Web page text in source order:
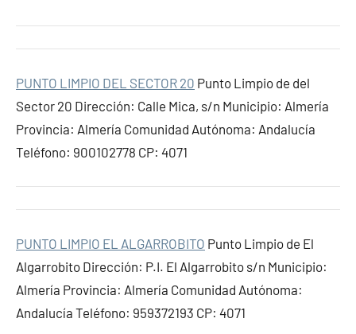
PUNTO LIMPIO DEL SECTOR 20 Punto Limpio de del
Sector 20 Dirección: Calle Mica, s/n Municipio: Almería
Provincia: Almería Comunidad Autónoma: Andalucía
Teléfono: 900102778 CP: 4071
PUNTO LIMPIO EL ALGARROBITO Punto Limpio de El
Algarrobito Dirección: P.I. El Algarrobito s/n Municipio:
Almería Provincia: Almería Comunidad Autónoma:
Andalucía Teléfono: 959372193 CP: 4071